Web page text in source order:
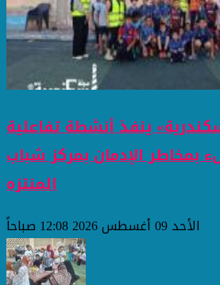
ينفذ أنشطة تفاعلية
بمخاطر الإدمان بمركز شباب
المنتزه
الأحد 09 أغسطس 2026 12:08 صباحاً